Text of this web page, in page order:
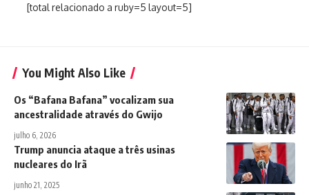
[total relacionado a ruby=5 layout=5]
You Might Also Like
Os “Bafana Bafana” vocalizam sua
ancestralidade através do Gwijo
julho 6, 2026
Trump anuncia ataque a três usinas
nucleares do Irã
junho 21, 2025